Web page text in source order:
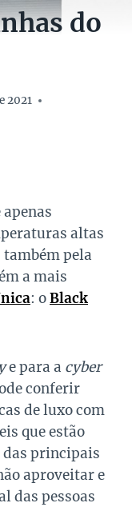
do
2021
apenas
altas
também pela
a mais
: oBlack
e para a cyber
conferir
de luxo com
que estão
das principais
aproveitar e
das pessoas